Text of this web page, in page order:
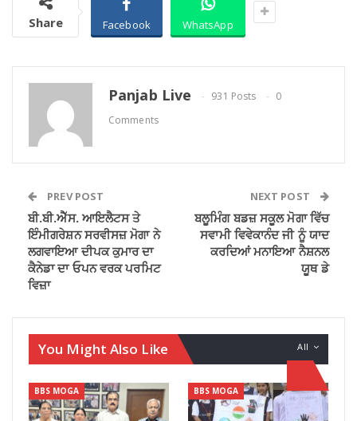
Share Facebook WhatsApp
Panjab Live 931 Posts
0
Comments
PREV POST
ਬੀ.ਬੀ.ਐੱਸ. ਆਇਲੈਟਸ ਤੇ
ਇੰਮੀਗਰੇਸ਼ਨ ਸਰਵੀਸਜ਼ ਮੋਗਾ ਨੇ
ਲਗਵਾਇਆ ਦੀਪਕ ਕੁਮਾਰ ਦਾ
ਕੈਨੇਡਾ ਦਾ ਓਪਨ ਵਰਕ ਪਰਮਿਟ
ਵਿਜ਼ਾ
NEXT POST
ਬਲੂਮਿੰਗ ਬਡਜ਼ ਸਕੂਲ ਮੋਗਾ ਵਿੱਚ
ਸਵਾਮੀ ਵਿਵੇਕਾਨੰਦ ਜੀ ਨੂੰ ਯਾਦ
ਕਰਦਿਆਂ ਮਨਾਇਆ ਨੈਸ਼ਨਲ
ਯੂਥ ਡੇ
All
You Might Also Like
BBS MOGA BBS MOGA